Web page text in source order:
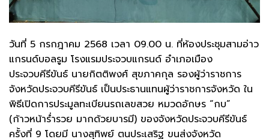
วันที่ 5 กรกฎาคม 2568 เวลา 09.00 น. ที่ห้องประชุมสามอ่าว
แกรนด์บอลรูม โรงแรมประจวบแกรนด์ อำเภอเมือง
ประจวบคีรีขันธ์ นายกิตติพงศ์ สุขภาคกุล รองผู้ว่าราชการ
จังหวัดประจวบคีรีขันธ์ เป็นประธานแทนผู้ว่าราชการจังหวัด ใน
พิธีเปิดการประมูลทะเบียนรถเลขสวย หมวดอักษร “กบ”
(ก้าวหน้าร่ำรวย มากด้วยบารมี) ของจังหวัดประจวบคีรีขันธ์
ครั้งที่ 9 โดยมี นางสุทิพย์ ตนประเสริฐ ขนส่งจังหวัด